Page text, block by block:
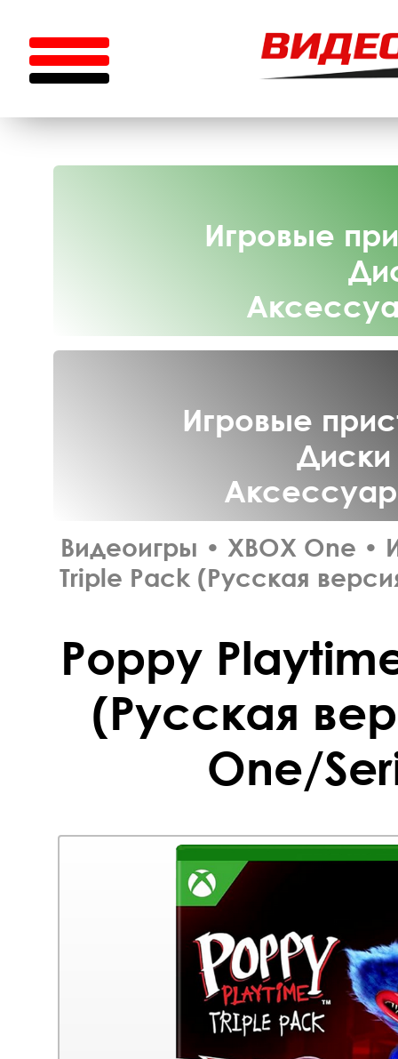
Игровые
Игровые
Диски
Видеоигры • XBOX One •
Triple Pack (Русская
Poppy
(Русская
One/